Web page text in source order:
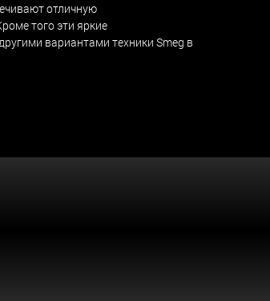
отличную
того эти яркие
вариантами техники Smeg в